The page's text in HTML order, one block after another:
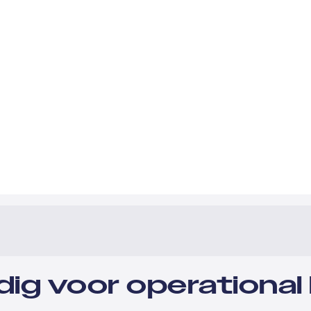
voor operational